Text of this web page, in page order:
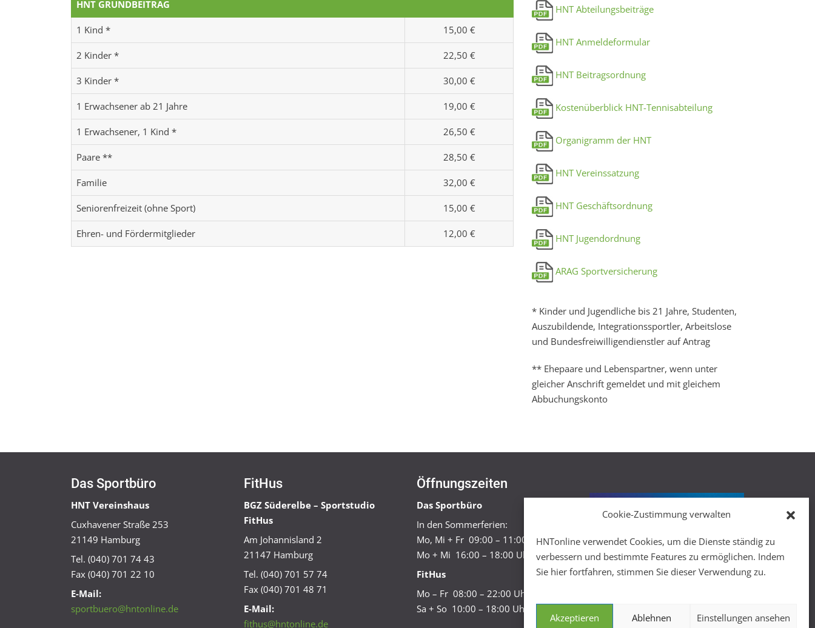
Cookie-Zustimmung verwalten
HNTonline verwendet Cookies, um die Dienste ständig zu
verbessern und bestimmte Features zu ermöglichen. Indem
Sie hier fortfahren, stimmen Sie dieser Verwendung zu.
Akzeptieren Ablehnen Einstellungen ansehen
HNT GRUNDBEITRAG
1 Kind * 15,00 €
2 Kinder * 22,50 €
3 Kinder * 30,00 €
1 Erwachsener ab 21 Jahre 19,00 €
1 Erwachsener, 1 Kind * 26,50 €
Paare ** 28,50 €
Familie 32,00 €
Seniorenfreizeit (ohne Sport) 15,00 €
Ehren- und Fördermitglieder 12,00 €
HNT Abteilungsbeiträge
HNT Anmeldeformular
HNT Beitragsordnung
Kostenüberblick HNT-Tennisabteilung
Organigramm der HNT
HNT Vereinssatzung
HNT Geschäftsordnung
HNT Jugendordnung
ARAG Sportversicherung
* Kinder und Jugendliche bis 21 Jahre, Studenten,
Auszubildende, Integrationssportler, Arbeitslose
und Bundesfreiwilligendienstler auf Antrag
** Ehepaare und Lebenspartner, wenn unter
gleicher Anschrift gemeldet und mit gleichem
Abbuchungskonto
Das Sportbüro
HNT Vereinshaus
Cuxhavener Straße 253
21149 Hamburg
Tel. (040) 701 74 43
Fax (040) 701 22 10
E-Mail:
sportbuero@hntonline.de
FitHus
BGZ Süderelbe – Sportstudio
FitHus
Am Johannisland 2
21147 Hamburg
Tel. (040) 701 57 74
Fax (040) 701 48 71
E-Mail:
fithus@hntonline.de
Öffnungszeiten
Das Sportbüro
In den Sommerferien:
Mo, Mi + Fr 09:00 – 11:00 Uhr
Mo + Mi 16:00 – 18:00 Uhr
FitHus
Mo – Fr 08:00 – 22:00 Uhr
Sa + So 10:00 – 18:00 Uhr